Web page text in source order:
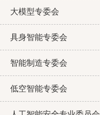
大模型专委会
具身智能专委会
智能制造专委会
低空智能专委会